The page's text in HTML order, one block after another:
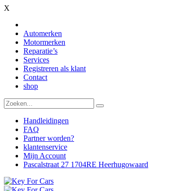
X
Automerken
Motormerken
Reparatie’s
Services
Registreren als klant
Contact
shop
Handleidingen
FAQ
Partner worden?
klantenservice
Mijn Account
Pascalstraat 27 1704RE Heerhugowaard